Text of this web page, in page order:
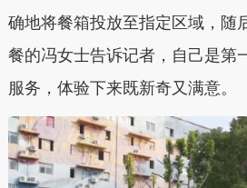
确地将餐箱投放至指定区域，随
餐的冯女士告诉记者，自己是第
服务，体验下来既新奇又满意。